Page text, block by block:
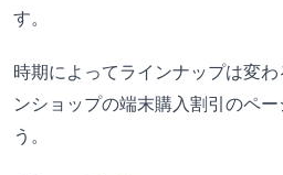
す。
時期によってラインナップは変
ンショップの端末購入割引のペ
う。